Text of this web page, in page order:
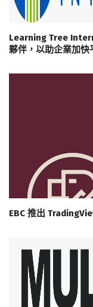
Learning Tree
夥伴，以助企業加快
EBC 推出